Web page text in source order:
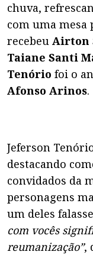
chuva,
com uma mesa
recebeu Airton
Taiane Santi
Tenório foi o
Afonso Arinos.
Jeferson
destacando
convidados da
personagens
um deles
com vocês
reumanização”,